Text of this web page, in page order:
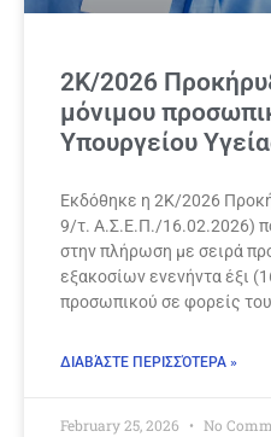
2Κ/2026
μόνιμου
Υπουργείου
Εκδόθηκε η 2Κ/2026
9/τ. Α.Σ.Ε.Π./16.02.2026)
στην πλήρωση με σειρά
εξακοσίων ενενήντα έξι
προσωπικού σε φορείς
ΔΙΑΒΆΣΤΕ ΠΕΡΙΣΣΌΤΕΡΑ »
February 25, 2026 No